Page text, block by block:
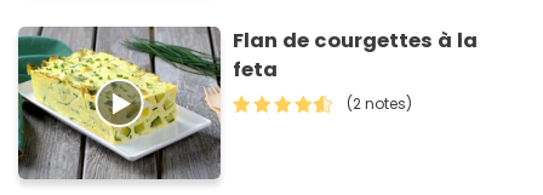
Flan de courgettes à la
feta
(2 notes)